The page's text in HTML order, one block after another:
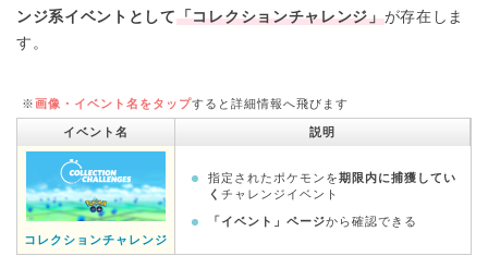
ンジ系イベントとして「コレクションチャレンジ」が存在しま
す。
※画像・イベント名をタップすると詳細情報へ飛びます
イベント名 説明
コレクションチャレンジ
指定されたポケモンを期限内に捕獲してい
く チャレンジイベント
「イベント」ページから確認できる